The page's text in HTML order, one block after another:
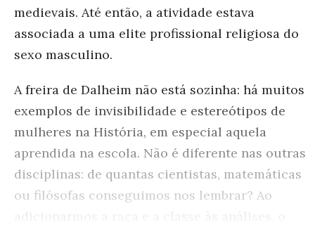
medievais. Até então, a atividade estava
associada a uma elite profissional religiosa do
sexo masculino.
A freira de Dalheim não está sozinha: há muitos
exemplos de invisibilidade e estereótipos de
mulheres na História, em especial aquela
aprendida na escola. Não é diferente nas outras
disciplinas: de quantas cientistas, matemáticas
ou filósofas conseguimos nos lembrar? Ao